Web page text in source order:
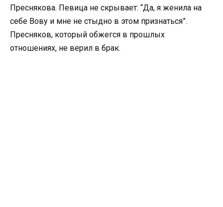
Преснякова. Певица не скрывает: “Да, я женила на
себе Вову и мне не стыдно в этом признаться”.
Пресняков, который обжегся в прошлых
отношениях, не верил в брак.